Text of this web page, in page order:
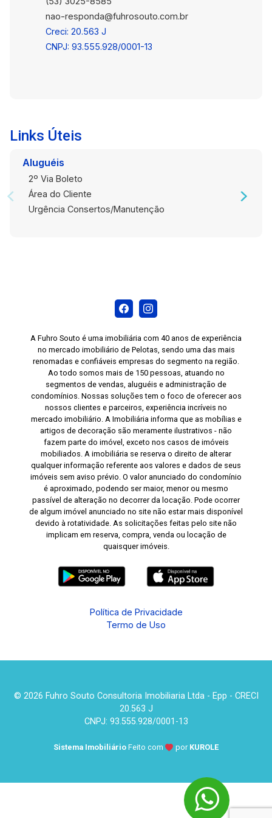
nao-responda@fuhrosouto.com.br
Creci: 20.563 J
CNPJ: 93.555.928/0001-13
Links Úteis
Aluguéis
2º Via Boleto
Área do Cliente
Urgência Consertos/Manutenção
A Fuhro Souto é uma imobiliária com 40 anos de experiência
no mercado imobiliário de Pelotas, sendo uma das mais
renomadas e confiáveis empresas do segmento na região.
Ao todo somos mais de 150 pessoas, atuando no
segmentos de vendas, aluguéis e administração de
condomínios. Nossas soluções tem o foco de oferecer aos
nossos clientes e parceiros, experiência incríveis no
mercado imobiliário. A Imobiliária informa que as mobílias e
artigos de decoração são meramente ilustrativos - não
fazem parte do imóvel, exceto nos casos de imóveis
mobiliados. A imobiliária se reserva o direito de alterar
qualquer informação referente aos valores e dados de seus
imóveis sem aviso prévio. O valor anunciado do condomínio
é aproximado, podendo ser maior, menor ou mesmo
passível de alteração no decorrer da locação. Pode ocorrer
de algum imóvel anunciado no site não estar mais disponível
devido à rotatividade. As solicitações feitas pelo site não
implicam em reserva, compra, venda ou locação de
quaisquer imóveis.
Política de Privacidade
Termo de Uso
© 2026 Fuhro Souto Consultoria Imobiliaria Ltda - Epp - CRECI
20.563 J
CNPJ: 93.555.928/0001-13
Sistema Imobiliário Feito com por KUROLE